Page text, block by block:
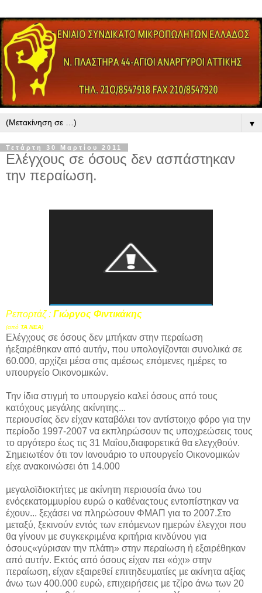
▼
Τετάρτη 30 Μαρτίου 2011
Ελέγχους σε όσους δεν ασπάστηκαν
την περαίωση.
Ρεπορτάζ : Γιώργος Φιντικάκης
(από ΤΑ ΝΕΑ)
Ελέγχους σε όσους δεν µπήκαν στην περαίωση
ήεξαιρέθηκαν από αυτήν, που υπολογίζονται συνολικά σε
60.000, αρχίζει µέσα στις αµέσως επόµενες ηµέρες το
υπουργείο Οικονοµικών.
Την ίδια στιγµή το υπουργείο καλεί όσους από τους
κατόχους µεγάλης ακίνητης...
περιουσίας δεν είχαν καταβάλει τον αντίστοιχο φόρο για την
περίοδο 1997-2007 να εκπληρώσουν τις υποχρεώσεις τους
το αργότερο έως τις 31 Μαΐου,διαφορετικά θα ελεγχθούν.
Σηµειωτέον ότι τον Ιανουάριο το υπουργείο Οικονοµικών
είχε ανακοινώσει ότι 14.000
µεγαλοϊδιοκτήτες µε ακίνητη περιουσία άνω του
ενόςεκατοµµυρίου ευρώ ο καθέναςτους εντοπίστηκαν να
έχουν... ξεχάσει να πληρώσουν ΦΜΑΠ για το 2007.Στο
µεταξύ, ξεκινούν εντός των επόµενων ηµερών έλεγχοι που
θα γίνουν µε συγκεκριµένα κριτήρια κινδύνου για
όσους«γύρισαν την πλάτη» στην περαίωση ή εξαιρέθηκαν
από αυτήν. Εκτός από όσους είχαν πει «όχι» στην
περαίωση, είχαν εξαιρεθεί επιτηδευµατίες µε ακίνητα αξίας
άνω των 400.000 ευρώ, επιχειρήσεις µε τζίρο άνω των 20